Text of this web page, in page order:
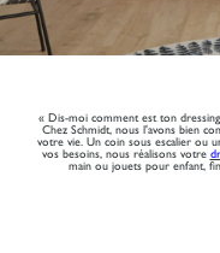
« Dis-moi comment est ton
Chez Schmidt, nous l'avons bien
votre vie. Un coin sous escalier ou
vos besoins, nous réalisons votre
main ou jouets pour enfant,